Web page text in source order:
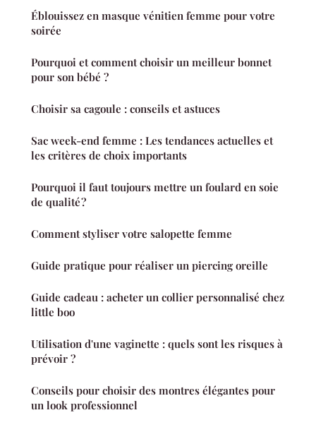
Éblouissez en masque vénitien femme pour votre
soirée
Pourquoi et comment choisir un meilleur bonnet
pour son bébé ?
Choisir sa cagoule : conseils et astuces
Sac week-end femme : Les tendances actuelles et
les critères de choix importants
Pourquoi il faut toujours mettre un foulard en soie
de qualité ?
Comment styliser votre salopette femme
Guide pratique pour réaliser un piercing oreille
Guide cadeau : acheter un collier personnalisé chez
little boo
Utilisation d'une vaginette : quels sont les risques à
prévoir ?
Conseils pour choisir des montres élégantes pour
un look professionnel